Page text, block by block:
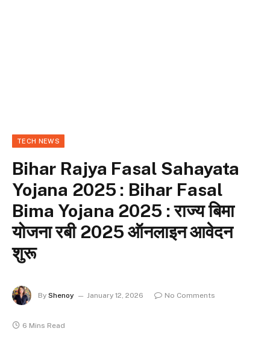
TECH NEWS
Bihar Rajya Fasal Sahayata
Yojana 2025 : Bihar Fasal
Bima Yojana 2025 : राज्य बिमा
योजना रबी 2025 ऑनलाइन आवेदन
शुरू
By Shenoy January 12, 2026 No Comments
6 Mins Read